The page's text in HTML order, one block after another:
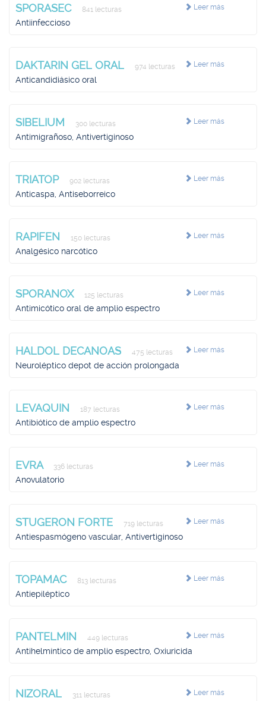
Leer más
SPORASEC 841 lecturas
Antiinfeccioso
Leer más
DAKTARIN GEL ORAL 974 lecturas
Anticandidiásico oral
Leer más
SIBELIUM 300 lecturas
Antimigrañoso, Antivertiginoso
Leer más
TRIATOP 902 lecturas
Anticaspa, Antiseborreico
Leer más
RAPIFEN 150 lecturas
Analgésico narcótico
Leer más
SPORANOX 125 lecturas
Antimicótico oral de amplio espectro
Leer más
HALDOL DECANOAS 475 lecturas
Neuroléptico depot de acción prolongada
Leer más
LEVAQUIN 187 lecturas
Antibiótico de amplio espectro
Leer más
EVRA 336 lecturas
Anovulatorio
Leer más
STUGERON FORTE 719 lecturas
Antiespasmógeno vascular, Antivertiginoso
Leer más
TOPAMAC 813 lecturas
Antiepiléptico
Leer más
PANTELMIN 449 lecturas
Antihelmíntico de amplio espectro, Oxiuricida
Leer más
NIZORAL 311 lecturas